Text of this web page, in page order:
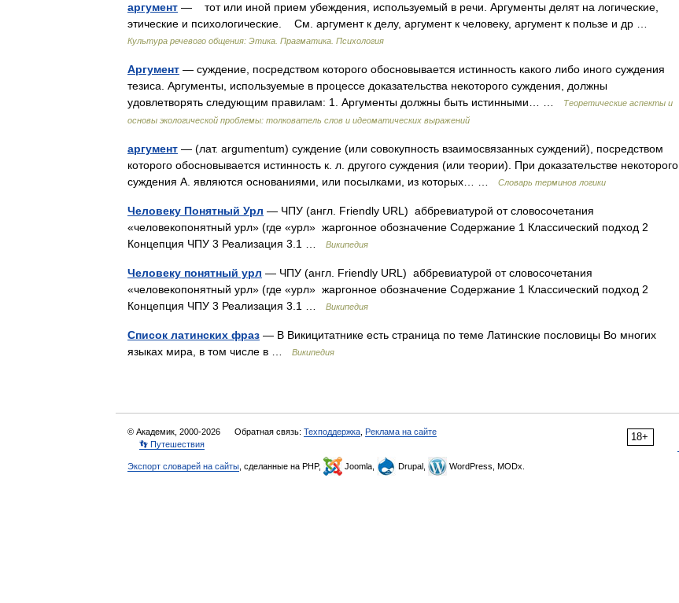
аргумент — тот или иной прием убеждения, используемый в речи. Аргументы делят на логические,
этические и психологические. См. аргумент к делу, аргумент к человеку, аргумент к пользе и др …
Культура речевого общения: Этика. Прагматика. Психология
Аргумент — суждение, посредством которого обосновывается истинность какого либо иного суждения
тезиса. Аргументы, используемые в процессе доказательства некоторого суждения, должны
удовлетворять следующим правилам: 1. Аргументы должны быть истинными… …
Теоретические аспекты и
основы экологической проблемы: толкователь слов и идеоматических выражений
аргумент — (лат. argumentum) суждение (или совокупность взаимосвязанных суждений), посредством
которого обосновывается истинность к. л. другого суждения (или теории). При доказательстве некоторого
суждения А. являются основаниями, или посылками, из которых… …
Словарь терминов логики
Человеку Понятный Урл — ЧПУ (англ. Friendly URL) аббревиатурой от словосочетания
«человекопонятный урл» (где «урл» жаргонное обозначение Содержание 1 Классический подход 2
Концепция ЧПУ 3 Реализация 3.1 …
Википедия
Человеку понятный урл — ЧПУ (англ. Friendly URL) аббревиатурой от словосочетания
«человекопонятный урл» (где «урл» жаргонное обозначение Содержание 1 Классический подход 2
Концепция ЧПУ 3 Реализация 3.1 …
Википедия
Список латинских фраз — В Викицитатнике есть страница по теме Латинские пословицы Во многих
языках мира, в том числе в …
Википедия
18+
© Академик, 2000-2026 Обратная связь: Техподдержка Реклама на сайте
👣 Путешествия
Экспорт словарей на сайты , сделанные на PHP, Joomla, Drupal, WordPress, MODx.